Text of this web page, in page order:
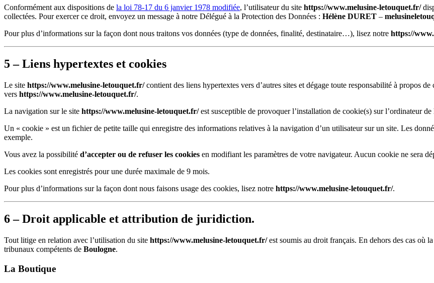
Conformément aux dispositions de la loi 78-17 du 6 janvier 1978 modifiée, l’utilisateur du site https://www.melusine-letouquet.fr/
collectées. Pour exercer ce droit, envoyez un message à notre Délégué à la Protection des Données : Hélène DURET –
Pour plus d’informations sur la façon dont nous traitons vos données (type de données, finalité, destinataire…), lisez notre https://
5 – Liens hypertextes et cookies
Le site https://www.melusine-letouquet.fr/ contient des liens hypertextes vers d’autres sites et dégage toute responsabilité à propos
vers https://www.melusine-letouquet.fr/.
La navigation sur le site https://www.melusine-letouquet.fr/ est susceptible de provoquer l’installation de cookie(s) sur l’ordinateur de
Un « cookie » est un fichier de petite taille qui enregistre des informations relatives à la navigation d’un utilisateur sur un site. Les
exemple.
Vous avez la possibilité d’accepter ou de refuser les cookies en modifiant les paramètres de votre navigateur. Aucun cookie ne sera
Les cookies sont enregistrés pour une durée maximale de 9 mois.
Pour plus d’informations sur la façon dont nous faisons usage des cookies, lisez notre https://www.melusine-letouquet.fr/.
6 – Droit applicable et attribution de juridiction.
Tout litige en relation avec l’utilisation du site https://www.melusine-letouquet.fr/ est soumis au droit français. En dehors des cas où
tribunaux compétents de Boulogne.
La Boutique